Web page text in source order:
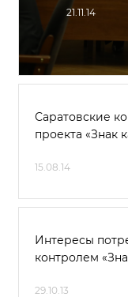
21.11.14
Саратовские
проекта «Знак
15.08.14
Интересы
контролем
29.10.13